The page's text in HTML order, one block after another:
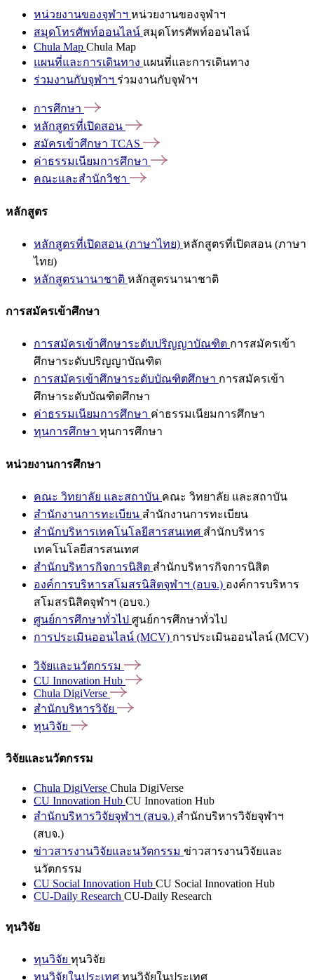
หน่วยงานของจุฬาฯ หน่วยงานของจุฬาฯ
สมุดโทรศัพท์ออนไลน์ สมุดโทรศัพท์ออนไลน์
Chula Map Chula Map
แผนที่และการเดินทาง แผนที่และการเดินทาง
ร่วมงานกับจุฬาฯ ร่วมงานกับจุฬาฯ
การศึกษา
หลักสูตรที่เปิดสอน
สมัครเข้าศึกษา TCAS
ค่าธรรมเนียมการศึกษา
คณะและสำนักวิชา
หลักสูตร
หลักสูตรที่เปิดสอน (ภาษาไทย) หลักสูตรที่เปิดสอน (ภาษา
ไทย)
หลักสูตรนานาชาติ หลักสูตรนานาชาติ
การสมัครเข้าศึกษา
การสมัครเข้าศึกษาระดับปริญญาบัณฑิต การสมัครเข้า
ศึกษาระดับปริญญาบัณฑิต
การสมัครเข้าศึกษาระดับบัณฑิตศึกษา การสมัครเข้า
ศึกษาระดับบัณฑิตศึกษา
ค่าธรรมเนียมการศึกษา ค่าธรรมเนียมการศึกษา
ทุนการศึกษา ทุนการศึกษา
หน่วยงานการศึกษา
คณะ วิทยาลัย และสถาบัน คณะ วิทยาลัย และสถาบัน
สำนักงานการทะเบียน สำนักงานการทะเบียน
สำนักบริหารเทคโนโลยีสารสนเทศ สำนักบริหาร
เทคโนโลยีสารสนเทศ
สำนักบริหารกิจการนิสิต สำนักบริหารกิจการนิสิต
องค์การบริหารสโมสรนิสิตจุฬาฯ (อบจ.) องค์การบริหาร
สโมสรนิสิตจุฬาฯ (อบจ.)
ศูนย์การศึกษาทั่วไป ศูนย์การศึกษาทั่วไป
การประเมินออนไลน์ (MCV) การประเมินออนไลน์ (MCV)
วิจัยและนวัตกรรม
CU Innovation Hub
Chula DigiVerse
สำนักบริหารวิจัย
ทุนวิจัย
วิจัยและนวัตกรรม
Chula DigiVerse Chula DigiVerse
CU Innovation Hub CU Innovation Hub
สำนักบริหารวิจัยจุฬาฯ (สบจ.) สำนักบริหารวิจัยจุฬาฯ
(สบจ.)
ข่าวสารงานวิจัยและนวัตกรรม ข่าวสารงานวิจัยและ
นวัตกรรม
CU Social Innovation Hub CU Social Innovation Hub
CU-Daily Research CU-Daily Research
ทุนวิจัย
ทุนวิจัย ทุนวิจัย
ทุนวิจัยในประเทศ ทุนวิจัยในประเทศ